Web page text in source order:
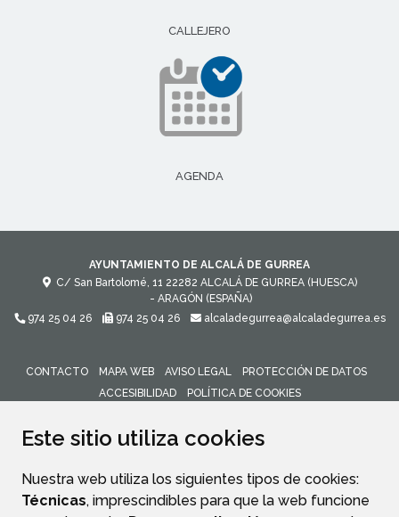
Este sitio utiliza cookies
Nuestra web utiliza los siguientes tipos de cookies:
Técnicas, imprescindibles para que la web funcione
CALLEJERO
AGENDA
AYUNTAMIENTO DE ALCALÁ DE GURREA
C/ San Bartolomé, 11 22282 ALCALÁ DE GURREA (HUESCA)
- ARAGÓN (ESPAÑA)
974 25 04 26
974 25 04 26 alcaladegurrea@alcaladegurrea.es
CONTACTO MAPA WEB AVISO LEGAL
PROTECCIÓN DE DATOS
ACCESIBILIDAD
POLÍTICA DE COOKIES